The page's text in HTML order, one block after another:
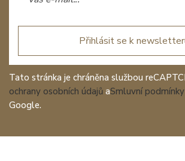
Přihlásit se k
Tato stránka je chráněna službou
ochrany osobních údajů aSmluvní podmínky
Google.